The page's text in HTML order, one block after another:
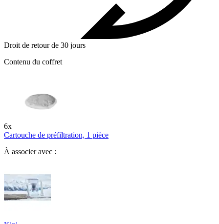
Droit de retour de 30 jours
Contenu du coffret
6x
Cartouche de préfiltration, 1 pièce
À associer avec :